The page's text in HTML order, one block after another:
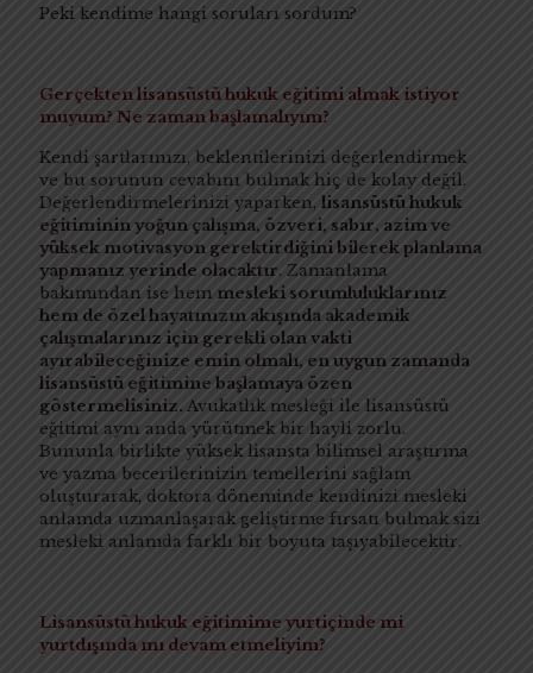
Peki kendime hangi soruları sordum?
Gerçekten lisansüstü hukuk eğitimi almak istiyor
muyum? Ne zaman başlamalıyım?
Kendi şartlarınızı, beklentilerinizi değerlendirmek
ve bu sorunun cevabını bulmak hiç de kolay değil.
Değerlendirmelerinizi yaparken, lisansüstü hukuk
eğitiminin yoğun çalışma, özveri, sabır, azim ve
yüksek motivasyon gerektirdiğini bilerek planlama
yapmanız yerinde olacaktır. Zamanlama
bakımından ise hem mesleki sorumluluklarınız
hem de özel hayatınızın akışında akademik
çalışmalarınız için gerekli olan vakti
ayırabileceğinize emin olmalı, en uygun zamanda
lisansüstü eğitimine başlamaya özen
göstermelisiniz. Avukatlık mesleği ile lisansüstü
eğitimi aynı anda yürütmek bir hayli zorlu.
Bununla birlikte yüksek lisansta bilimsel araştırma
ve yazma becerilerinizin temellerini sağlam
oluşturarak, doktora döneminde kendinizi mesleki
anlamda uzmanlaşarak geliştirme fırsatı bulmak sizi
mesleki anlamda farklı bir boyuta taşıyabilecektir.
Lisansüstü hukuk eğitimime yurtiçinde mi
yurtdışında mı devam etmeliyim?